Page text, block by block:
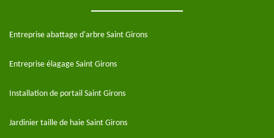
Entreprise abattage d'arbre Saint Girons
Entreprise élagage Saint Girons
Installation de portail Saint Girons
Jardinier taille de haie Saint Girons